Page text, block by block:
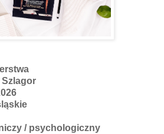
Szlagor
/ psychologiczny